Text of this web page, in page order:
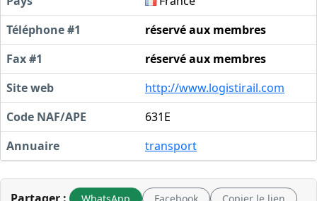
Téléphone #1
réservé aux membres
Fax #1
réservé aux membres
Site web
http://www.logistirail.com
Code NAF/APE
631E
Annuaire
transport
WhatsApp Facebook Copier le lien